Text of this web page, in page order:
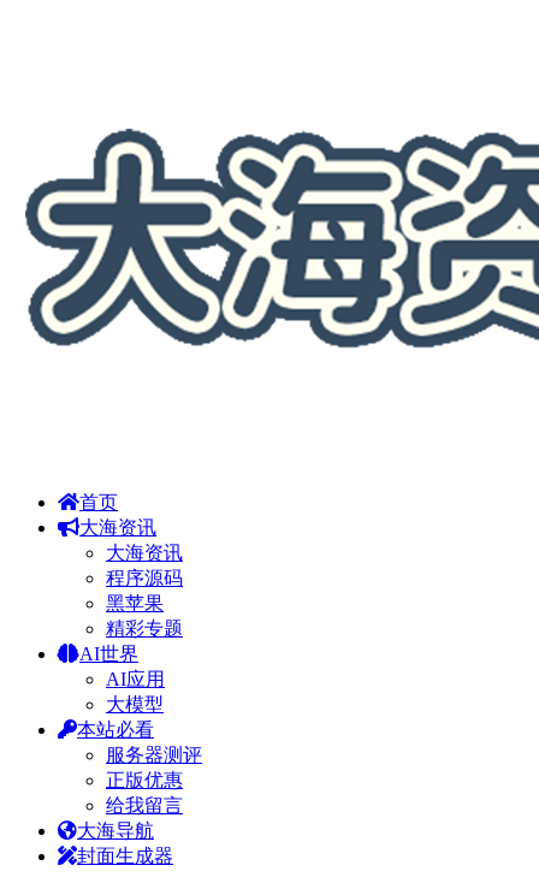
首页
大海资讯
大海资讯
程序源码
黑苹果
精彩专题
AI世界
AI应用
大模型
本站必看
服务器测评
正版优惠
给我留言
大海导航
封面生成器